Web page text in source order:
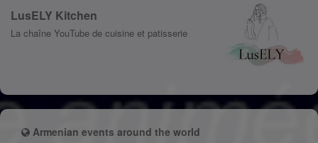
LusELY Kitchen
La chaîne YouTube de cuisine et patisserie
Armenian events around the world